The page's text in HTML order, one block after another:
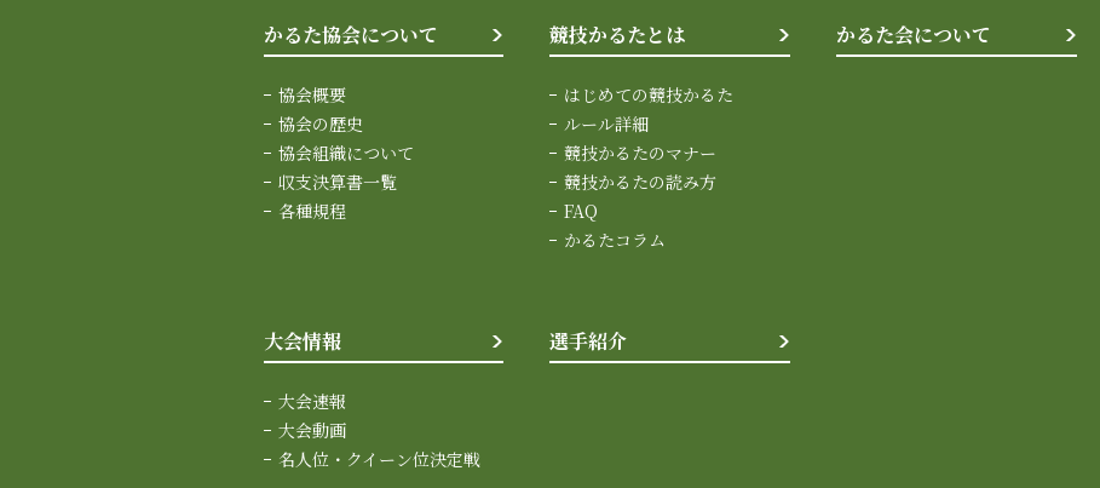
かるた協会について
協会概要
協会の歴史
協会組織について
収支決算書一覧
各種規程
競技かるたとは
はじめての競技かるた
ルール詳細
競技かるたのマナー
競技かるたの読み方
FAQ
かるたコラム
かるた会について
大会情報
大会速報
大会動画
名人位・クイーン位決定戦
選手紹介